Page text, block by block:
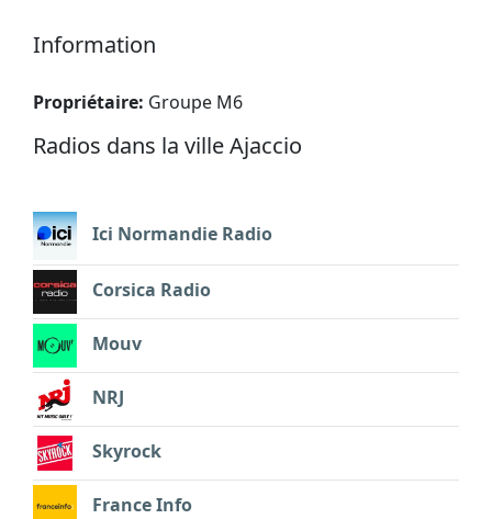
Information
Propriétaire: Groupe M6
Radios dans la ville Ajaccio
Ici Normandie Radio
Corsica Radio
Mouv
NRJ
Skyrock
France Info